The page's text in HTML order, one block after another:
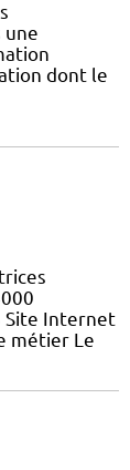
une
dont le
Site Internet
métier Le